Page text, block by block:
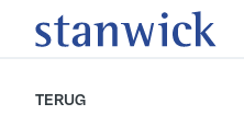
TERUG